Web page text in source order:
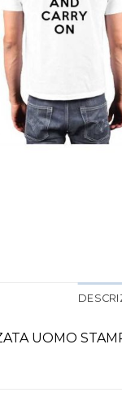
UOMO